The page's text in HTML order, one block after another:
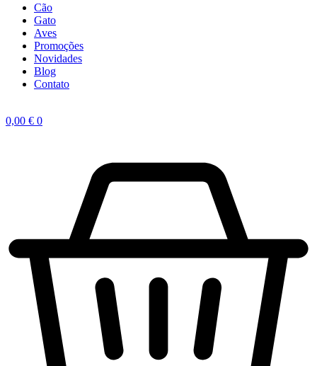
Cão
Gato
Aves
Promoções
Novidades
Blog
Contato
0,00 € 0